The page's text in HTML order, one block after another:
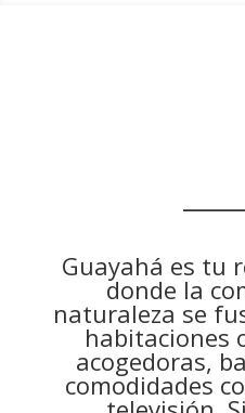
Guayahá es tu
donde la
naturaleza se
habitaciones
acogedoras,
comodidades